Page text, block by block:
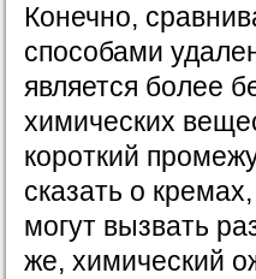
Конечно,
способами
является более
химических
короткий
сказать о
могут вызвать
же, химический